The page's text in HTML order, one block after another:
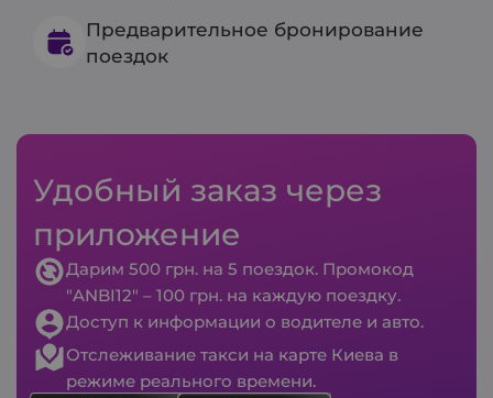
Предварительное бронирование
поездок
Удобный заказ через
приложение
Дарим 500 грн. на 5 поездок. Промокод
"ANBI12" – 100 грн. на каждую поездку.
Доступ к информации о водителе и авто.
Отслеживание такси на карте Киева в
режиме реального времени.